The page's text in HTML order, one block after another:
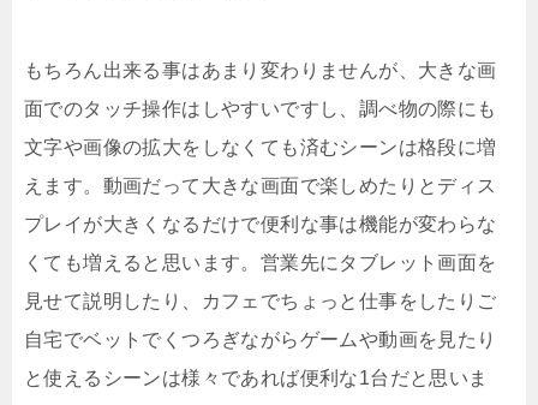
もちろん出来る事はあまり変わりませんが、大きな画
面でのタッチ操作はしやすいですし、調べ物の際にも
文字や画像の拡大をしなくても済むシーンは格段に増
えます。動画だって大きな画面で楽しめたりとディス
プレイが大きくなるだけで便利な事は機能が変わらな
くても増えると思います。営業先にタブレット画面を
見せて説明したり、カフェでちょっと仕事をしたりご
自宅でベットでくつろぎながらゲームや動画を見たり
と使えるシーンは様々であれば便利な1台だと思いま